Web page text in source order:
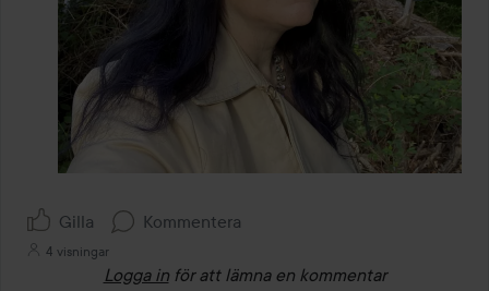
Gilla Kommentera
4 visningar
Logga in för att lämna en kommentar